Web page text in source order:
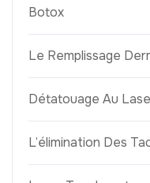
Botox
Le Remplissage
Détatouage Au
L’élimination Des